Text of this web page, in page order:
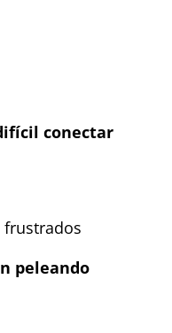
conectar
peleando